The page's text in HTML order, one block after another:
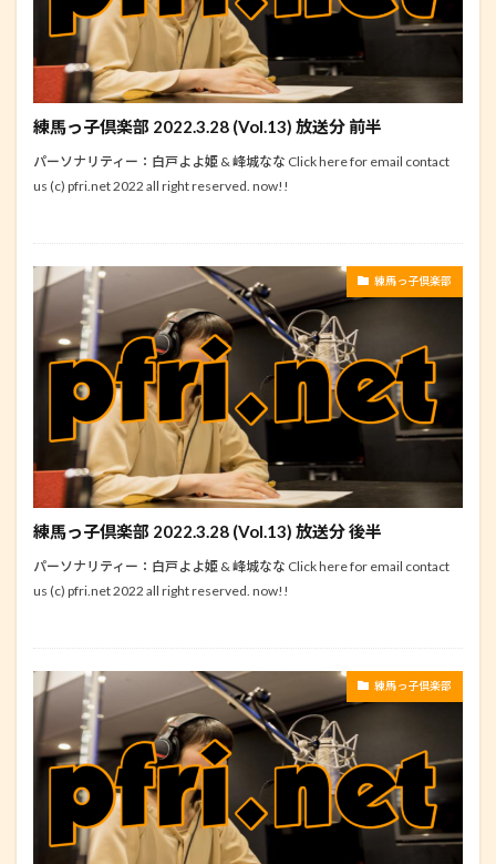
練馬っ子倶楽部 2022.3.28 (Vol.13) 放送分 前半
パーソナリティー：白戸よよ姫 & 峰城なな Click here for email contact
us (c) pfri.net 2022 all right reserved. now!!
練馬っ子倶楽部
練馬っ子倶楽部 2022.3.28 (Vol.13) 放送分 後半
パーソナリティー：白戸よよ姫 & 峰城なな Click here for email contact
us (c) pfri.net 2022 all right reserved. now!!
練馬っ子倶楽部